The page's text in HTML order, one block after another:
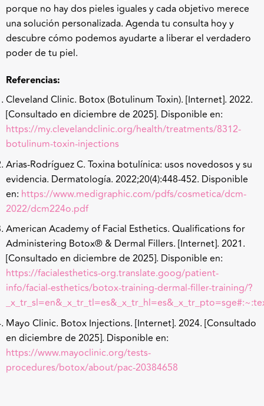
porque no hay dos pieles iguales y cada objetivo merece
una solución personalizada. Agenda tu consulta hoy y
descubre cómo podemos ayudarte a liberar el verdadero
poder de tu piel.
Referencias:
Cleveland Clinic. Botox (Botulinum Toxin). [Internet]. 2022.
[Consultado en diciembre de 2025]. Disponible en:
https://my.clevelandclinic.org/health/treatments/8312-
botulinum-toxin-injections
Arias-Rodríguez C. Toxina botulínica: usos novedosos y su
evidencia. Dermatología. 2022;20(4):448-452. Disponible
en: https://www.medigraphic.com/pdfs/cosmetica/dcm-
2022/dcm224o.pdf
American Academy of Facial Esthetics. Qualifications for
Administering Botox® & Dermal Fillers. [Internet]. 2021.
[Consultado en diciembre de 2025]. Disponible en:
https://facialesthetics-org.translate.goog/patient-
info/facial-esthetics/botox-training-dermal-filler-training/?
Mayo Clinic. Botox Injections. [Internet]. 2024. [Consultado
en diciembre de 2025]. Disponible en:
https://www.mayoclinic.org/tests-
procedures/botox/about/pac-20384658